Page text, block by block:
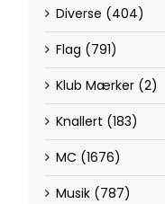
Diverse (404)
Flag (791)
Klub Mærker (2)
Knallert (183)
MC (1676)
Musik (787)